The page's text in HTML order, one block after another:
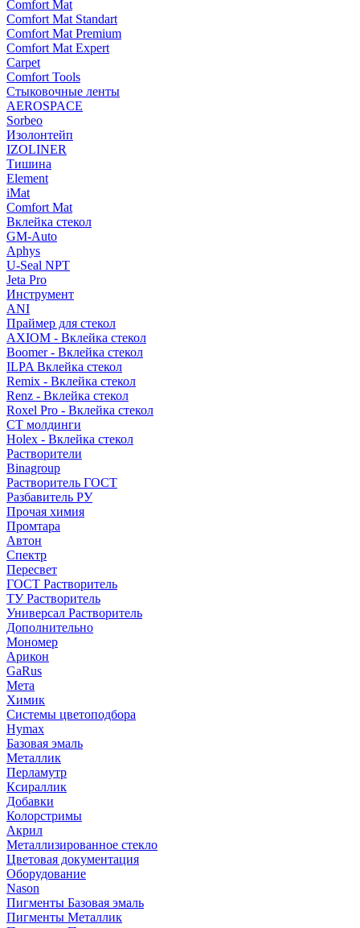
Comfort Mat
Comfort Mat Standart
Comfort Mat Premium
Comfort Mat Expert
Carpet
Comfort Tools
Стыковочные ленты
AEROSPACE
Sorbeo
Изолонтейп
IZOLINER
Тишина
Element
iMat
Comfort Mat
Вклейка стекол
GM-Auto
Aphys
U-Seal NPT
Jeta Pro
Инструмент
ANI
Праймер для стекол
AXIOM - Вклейка стекол
Boomer - Вклейка стекол
ILPA Вклейка стекол
Remix - Вклейка стекол
Renz - Вклейка стекол
Roxel Pro - Вклейка стекол
СТ молдинги
Holex - Вклейка стекол
Растворители
Binagroup
Растворитель ГОСТ
Разбавитель РУ
Прочая химия
Промтара
Автон
Спектр
Пересвет
ГОСТ Растворитель
ТУ Растворитель
Универсал Растворитель
Дополнительно
Мономер
Арикон
GaRus
Мета
Химик
Системы цветоподбора
Hymax
Базовая эмаль
Металлик
Перламутр
Ксираллик
Добавки
Колорстримы
Акрил
Металлизированное стекло
Цветовая документация
Оборудование
Nason
Пигменты Базовая эмаль
Пигменты Металлик